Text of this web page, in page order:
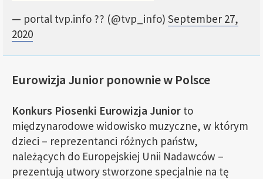
— portal tvp.info ?? (@tvp_info) September 27,
2020
Eurowizja Junior ponownie w Polsce
Konkurs Piosenki Eurowizja Junior to
międzynarodowe widowisko muzyczne, w którym
dzieci – reprezentanci różnych państw,
należących do Europejskiej Unii Nadawców –
prezentują utwory stworzone specjalnie na tę